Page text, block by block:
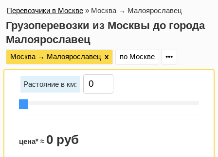
Перевозчики в Москве » Москва → Малоярославец
Грузоперевозки из Москвы до города
Малоярославец
Москва → Малоярославец х по Москве •••
Растояние в км:
цена* ≈ 0 руб